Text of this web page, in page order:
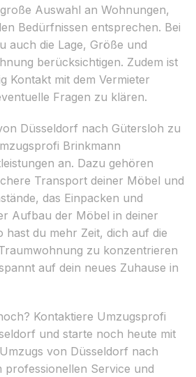
Auswahl an Wohnungen,
Bedürfnissen entsprechen. Bei
auch die Lage, Größe und
berücksichtigen. Zudem ist
Kontakt mit dem Vermieter
Fragen zu klären.
Düsseldorf nach Gütersloh zu
Brinkmann
an. Dazu gehören
Transport deiner Möbel und
das Einpacken und
Aufbau der Möbel in deiner
hast du mehr Zeit, dich auf die
zu konzentrieren
auf dein neues Zuhause in
Kontaktiere Umzugsprofi
und starte noch heute mit
von Düsseldorf nach
professionellen Service und